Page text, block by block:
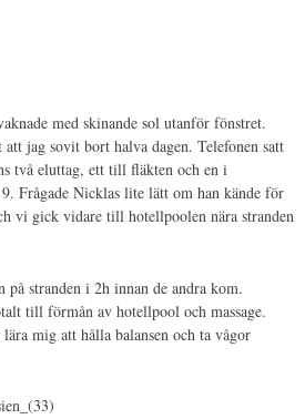
med skinande sol utanför fönstret.
jag sovit bort halva dagen. Telefonen satt
två eluttag, ett till fläkten och en i
Frågade Nicklas lite lätt om han kände för
vi gick vidare till hotellpoolen nära stranden
på stranden i 2h innan de andra kom.
till förmån av hotellpool och massage.
mig att hålla balansen och ta vågor